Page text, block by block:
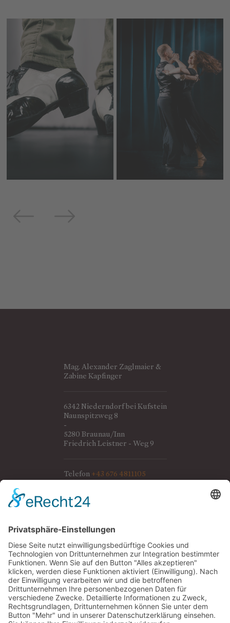
Valente, Alexander
Mag. Alexander Zaglmaier &
Zabine Kapfinger
6342 Niederndorf bei Kufstein
Naunspitzweg 8
-
5280 Braunau/Inn
Friedrich Leistner - Weg 9
Telefon +43 676 4811105
ANMELDUNGEN
office@tanzschule-zaglmaier.at
Telefon+43 676 4811105
Telefon+43 676 7931662